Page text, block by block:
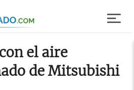
el aire
de Mitsubishi